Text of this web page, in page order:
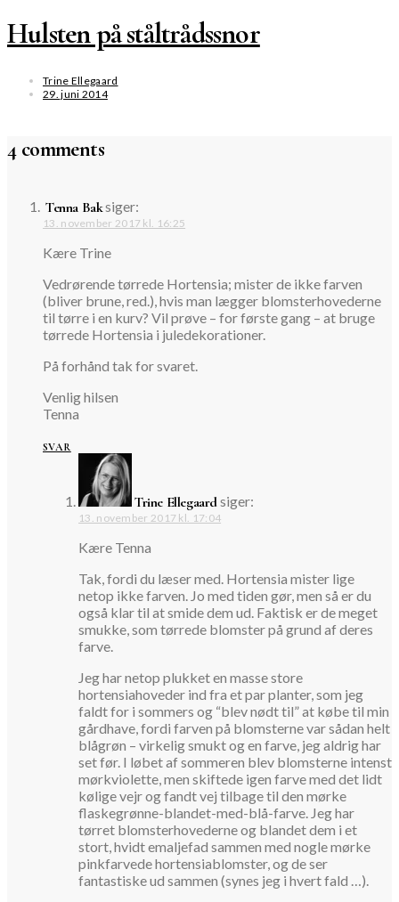
Hulsten på ståltrådssnor
Trine Ellegaard
29. juni 2014
4 comments
Tenna Baksiger:
13. november 2017 kl. 16:25
Kære Trine
Vedrørende tørrede Hortensia; mister de ikke farven
(bliver brune, red.), hvis man lægger blomsterhovederne
til tørre i en kurv? Vil prøve – for første gang – at bruge
tørrede Hortensia i juledekorationer.
På forhånd tak for svaret.
Venlig hilsen
Tenna
SVAR
Trine Ellegaardsiger:
13. november 2017 kl. 17:04
Kære Tenna
Tak, fordi du læser med. Hortensia mister lige
netop ikke farven. Jo med tiden gør, men så er du
også klar til at smide dem ud. Faktisk er de meget
smukke, som tørrede blomster på grund af deres
farve.
Jeg har netop plukket en masse store
hortensiahoveder ind fra et par planter, som jeg
faldt for i sommers og “blev nødt til” at købe til min
gårdhave, fordi farven på blomsterne var sådan helt
blågrøn – virkelig smukt og en farve, jeg aldrig har
set før. I løbet af sommeren blev blomsterne intenst
mørkviolette, men skiftede igen farve med det lidt
kølige vejr og fandt vej tilbage til den mørke
flaskegrønne-blandet-med-blå-farve. Jeg har
tørret blomsterhovederne og blandet dem i et
stort, hvidt emaljefad sammen med nogle mørke
pinkfarvede hortensiablomster, og de ser
fantastiske ud sammen (synes jeg i hvert fald …).